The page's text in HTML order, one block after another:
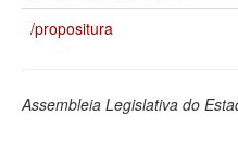
/propositura
Assembleia Legislativa do